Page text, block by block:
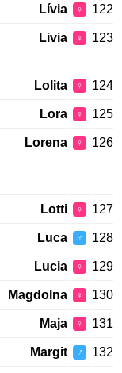
122
♀
Lívia
123
♀
Livia
124
♀
Lolita
125
♀
Lora
126
♀
Lorena
127
♀
Lotti
128
♂
Luca
129
♀
Lucia
130
♀
Magdolna
131
♀
Maja
132
♂
Margit